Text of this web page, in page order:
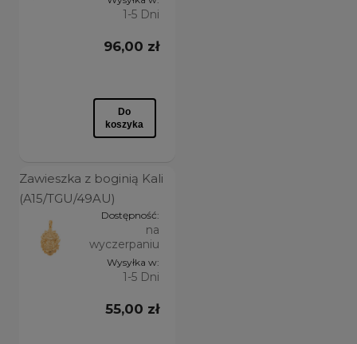
1-5 Dni
96,00 zł
Do
koszyka
Zawieszka z boginią Kali
(A15/TGU/49AU)
Dostępność:
na
wyczerpaniu
Wysyłka w:
1-5 Dni
55,00 zł